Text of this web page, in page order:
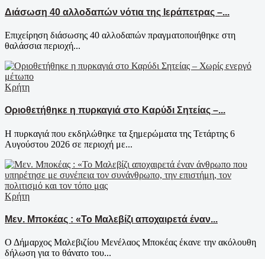
Διάσωση 40 αλλοδαπών νότια της Ιεράπετρας –...
Επιχείρηση διάσωσης 40 αλλοδαπών πραγματοποιήθηκε στη
θαλάσσια περιοχή...
Κρήτη
Οριοθετήθηκε η πυρκαγιά στο Καρύδι Σητείας –...
Η πυρκαγιά που εκδηλώθηκε τα ξημερώματα της Τετάρτης 6
Αυγούστου 2026 σε περιοχή με...
Κρήτη
Μεν. Μποκέας : «Το Μαλεβίζι αποχαιρετά έναν...
Ο Δήμαρχος Μαλεβιζίου Μενέλαος Μποκέας έκανε την ακόλουθη
δήλωση για το θάνατο του...